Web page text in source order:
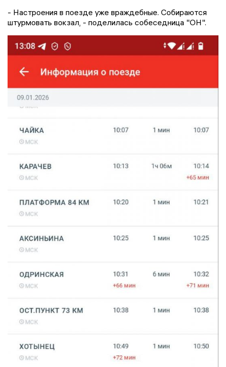
- Настроения в поезде уже враждебные. Собираются
штурмовать вокзал, - поделилась собеседница "ОН".